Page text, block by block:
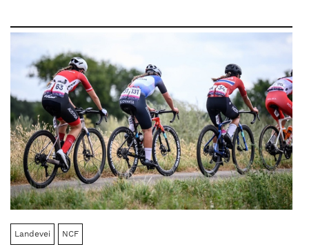
Landevei NCF